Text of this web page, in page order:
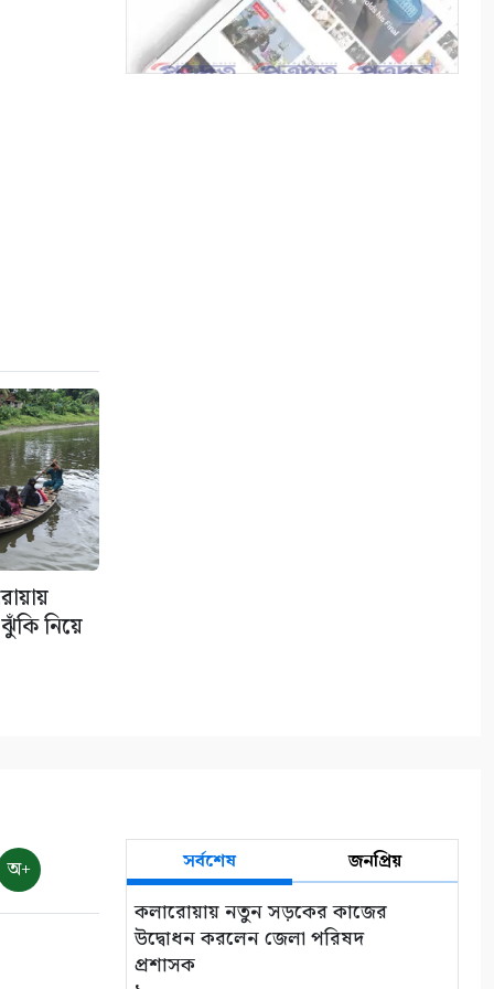
নিয়ে
মনিরামপুরে ফ্রি মেডিকেল ক্যাম্প
৮
অ+ সর্বশেষ জনপ্রিয়
কলারোয়ায় নতুন সড়কের কাজের
উদ্বোধন করলেন জেলা পরিষদ
প্রশাসক